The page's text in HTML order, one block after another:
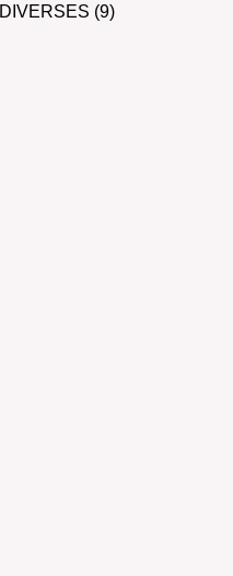
DIVERSES (9)